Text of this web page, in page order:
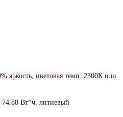
яркость, цветовая темп. 2300К или
Вт*ч, литиевый